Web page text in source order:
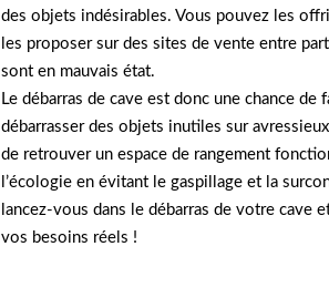
des objets indésirables. Vous pouvez les
les proposer sur des sites de vente entre
sont en mauvais état.
Le débarras de cave est donc une chance
débarrasser des objets inutiles sur
de retrouver un espace de rangement
l’écologie en évitant le gaspillage et la
lancez-vous dans le débarras de votre cave
vos besoins réels !